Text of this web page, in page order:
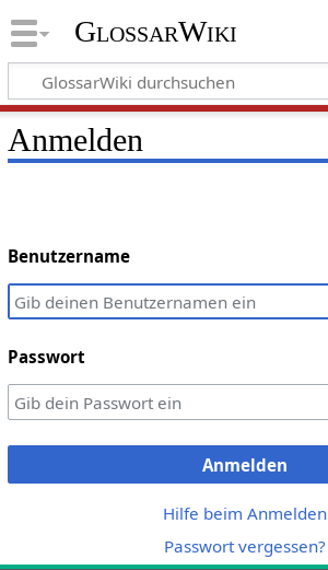
GlossarWiki
Anmelden
Benutzername
Passwort
Anmelden
Hilfe beim Anmelden
Passwort vergessen?